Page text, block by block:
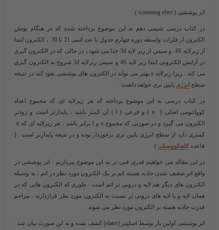
اثر پوششی ( screening efect )
در کتاب درسی شیمی دهم به این موضوع پرداخته شده که در هنگام یونش
الکترون از فلزات واسطه دوره چهارم جدول با عدد اتمی 21 تا 30 ، الکترون ابتدا
از زیرلایه 4S و سپس از زیر لایه 3d جدا می شود ، در حالی که در الکترون گیری
در آرایش الکترونی ابتدا زیر لایه 4S و سپس زیرلایه 3d شروع به الکترون گیری
می کند . زیرا زیرلایه s بهتر می تواند در الکترون های پوششی نفوذ کند در نتیجه
سطح انرژی پایین تری خواهد داشت .
در کتاب درسی به این موضوع پرداخته که هر زیرلایه ای که مجموع اعداد
کووانتومی اصلی ( n ) و فرعی ( l ) آن کمتر باشد ، پایدارتر است و زودتر
کمتری دارد از سطح انرژی پایین تری برخوردار بوده و در نتیجه پایدارتر است . (
قاعده کلچکووسکی )
در این مقاله می خواهیم قدری فنی تر به این موضوع بپردازیم . اثر پوششی در
واقع اثر ضعیف شدن جاذبه هسته اتم بر یک الکترون مورد نظر در اتم ، به وسیله
الکترون های دیگر هم لایه و درونی تر اتم است . طوری که الکترون هایی که در
همان لایه و یا لایه های درونی تر نسبت به الکترون مورد نظر قراردارند ، مزاحم
قدرت جاذبه هسته بر الکترون مورد نظر می شوند .
اثر پوششی اولین بار توسط اسلیتر (slater) کشف شده و به این صورت بیان شد :